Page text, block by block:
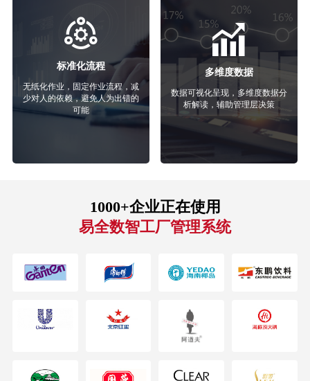
标准化流程
无纸化作业，固定作业流程，减
少对人的依赖，避免人为出错的
可能
多维度数据
数据可视化呈现，多维度数据分
析解读，辅助管理层决策
1000+企业正在使用
易全数智工厂管理系统